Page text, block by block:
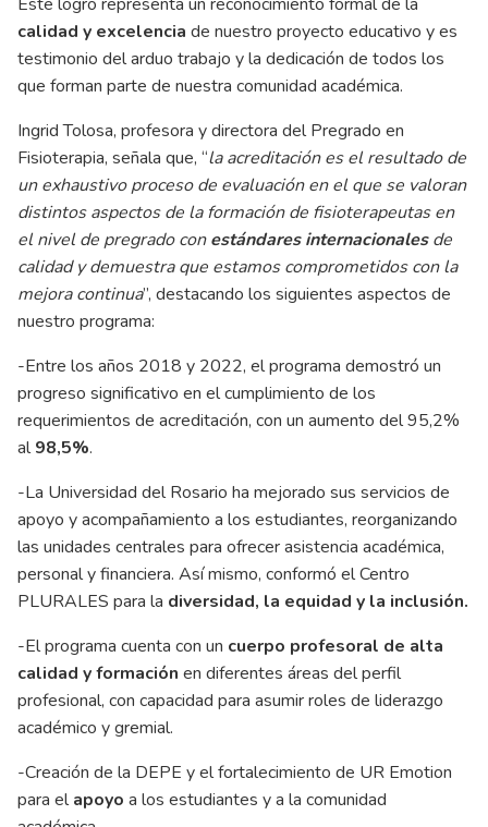
calidad y excelencia de nuestro proyecto educativo y es
testimonio del arduo trabajo y la dedicación de todos los
que forman parte de nuestra comunidad académica.
Ingrid Tolosa, profesora y directora del Pregrado en
Fisioterapia, señala que, “la acreditación es el resultado de
un exhaustivo proceso de evaluación en el que se valoran
distintos aspectos de la formación de fisioterapeutas en
el nivel de pregrado conestándares internacionalesde
calidad y demuestra que estamos comprometidos con la
mejora continua”, destacando los siguientes aspectos de
nuestro programa:
-Entre los años 2018 y 2022, el programa demostró un
progreso significativo en el cumplimiento de los
requerimientos de acreditación, con un aumento del 95,2%
al98,5%.
-La Universidad del Rosario ha mejorado sus servicios de
apoyo y acompañamiento a los estudiantes, reorganizando
las unidades centrales para ofrecer asistencia académica,
personal y financiera. Así mismo, conformó el Centro
PLURALES para la diversidad, la equidad y la inclusión.
-El programa cuenta con un cuerpo profesoral de alta
calidad y formación en diferentes áreas del perfil
profesional, con capacidad para asumir roles de liderazgo
académico y gremial.
-Creación de la DEPE y el fortalecimiento de UR Emotion
para elapoyo a los estudiantes y a la comunidad